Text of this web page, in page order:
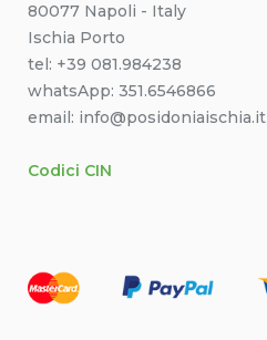
80077 Napoli - Italy
Ischia Porto
tel: +39 081.984238
whatsApp: 351.6546866
email: info@posidoniaischia.it
Codici CIN